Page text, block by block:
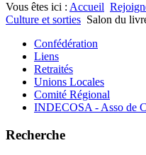
Vous êtes ici : Accueil
Culture et sorties Salon du
Confédération
Liens
Retraités
Unions Locales
Comité Régional
INDECOSA - Asso de
Recherche